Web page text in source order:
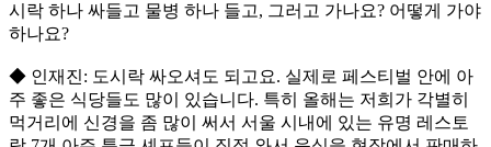
시락 하나 싸들고 물병 하나 들고, 그러고 가나요? 어떻게 가야
하나요?
◆ 인재진: 도시락 싸오셔도 되고요. 실제로 페스티벌 안에 아
주 좋은 식당들도 많이 있습니다. 특히 올해는 저희가 각별히
먹거리에 신경을 좀 많이 써서 서울 시내에 있는 유명 레스토